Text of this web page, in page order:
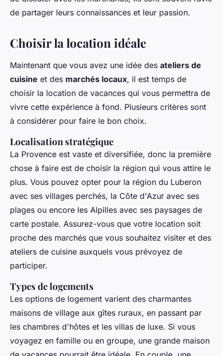
de partager leurs connaissances et leur passion.
Choisir la location idéale
Maintenant que vous avez une idée des ateliers de
cuisine et des marchés locaux, il est temps de
choisir la location de vacances qui vous permettra de
vivre cette expérience à fond. Plusieurs critères sont
à considérer pour faire le bon choix.
Localisation stratégique
La Provence est vaste et diversifiée, donc la première
chose à faire est de choisir la région qui vous attire le
plus. Vous pouvez opter pour la région du Luberon
avec ses villages perchés, la Côte d'Azur avec ses
plages ou encore les Alpilles avec ses paysages de
carte postale. Assurez-vous que votre location soit
proche des marchés que vous souhaitez visiter et des
ateliers de cuisine auxquels vous prévoyez de
participer.
Types de logements
Les options de logement varient des charmantes
maisons de village aux gîtes ruraux, en passant par
les chambres d'hôtes et les villas de luxe. Si vous
voyagez en famille ou en groupe, une grande maison